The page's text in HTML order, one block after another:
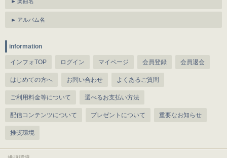
アルバム名
information
インフォTOP ログイン マイページ 会員登録 会員退会
はじめての方へ お問い合わせ よくあるご質問
ご利用料金等について 選べるお支払い方法
配信コンテンツについて プレゼントについて 重要なお知らせ
推奨環境